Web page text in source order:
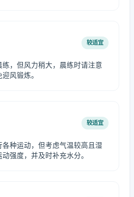
较适宜
，但风力稍大，晨练时请注意
风锻炼。
较适宜
种运动，但考虑气温较高且湿
强度，并及时补充水分。